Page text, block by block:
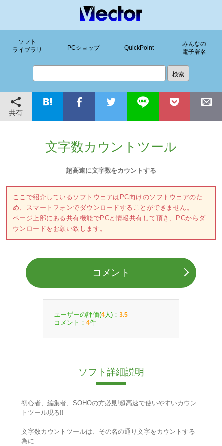
ソフト
ライブラリ
PCショップ QuickPoint
みんなの
電子署名
共有
文字数カウントツール
超高速に文字数をカウントする
ここで紹介しているソフトウェアはPC向けのソフトウェアのた
め、スマートフォンでダウンロードすることができません。
ページ上部にある共有機能でPCと情報共有して頂き、PCからダ
ウンロードをお願い致します。
コメント
ユーザーの評価(4人)： 3.5
コメント： 4件
ソフト詳細説明
初心者、編集者、SOHOの方必見!超高速で使いやすいカウン
トツール現る!!
文字数カウントツールは、その名の通り文字をカウントする
為に